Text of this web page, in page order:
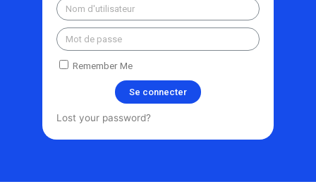
Remember Me
Se connecter
Lost your password?